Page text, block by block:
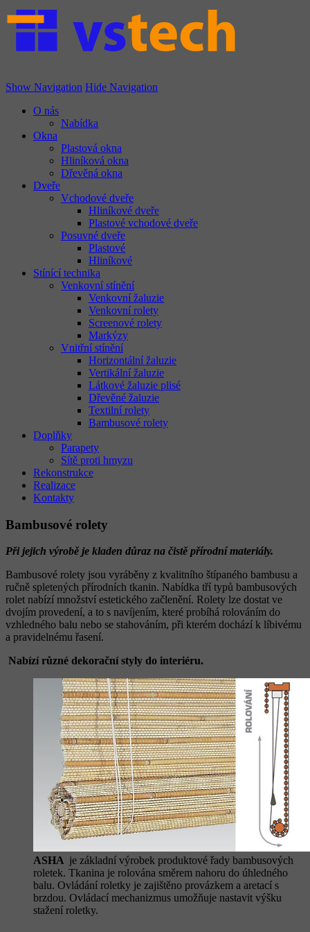
Show Navigation Hide Navigation
O nás
Nabídka
Okna
Plastová okna
Hliníková okna
Dřevěná okna
Dveře
Vchodové dveře
Hliníkové dveře
Plastové vchodové dveře
Posuvné dveře
Plastové
Hliníkové
Stínící technika
Venkovní stínění
Venkovní žaluzie
Venkovní rolety
Screenové rolety
Markýzy
Vnitřní stínění
Horizontální žaluzie
Vertikální žaluzie
Látkové žaluzie plisé
Dřevěné žaluzie
Textilní rolety
Bambusové rolety
Doplňky
Parapety
Sítě proti hmyzu
Rekonstrukce
Realizace
Kontakty
Bambusové rolety
Při jejich výrobě je kladen důraz na čistě přírodní materiály.
Bambusové rolety jsou vyráběny z kvalitního štípaného bambusu a
ručně spletených přírodních tkanin. Nabídka tří typů bambusových
rolet nabízí množství estetického začlenění. Rolety lze dostat ve
dvojím provedení, a to s navíjením, které probíhá rolováním do
vzhledného balu nebo se stahováním, při kterém dochází k líbivému
a pravidelnému řasení.
Nabízí různé dekorační styly do interiéru.
ASHA je základní výrobek produktové řady bambusových
roletek. Tkanina je rolována směrem nahoru do úhledného
balu. Ovládání roletky je zajištěno provázkem a aretací s
brzdou. Ovládací mechanizmus umožňuje nastavit výšku
stažení roletky.